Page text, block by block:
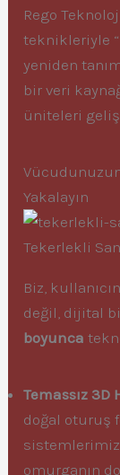
Rego
teknikleriyle
yeniden
bir veri
üniteleri
Yakalayın
Tekerlekli
Biz,
değil, dijital
boyunca
Temassız 3D
doğal oturuş
omurganın